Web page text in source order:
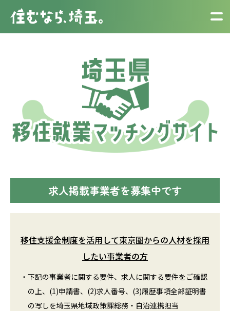
求人掲載事業者を募集中です
移住支援金制度を活用して東京圏からの人材を採用
したい事業者の方
・ 下記の事業者に関する要件、求人に関する要件をご確認
の上、(1)申請書、(2)求人番号、(3)履歴事項全部証明書
の写しを埼玉県地域政策課総務・自治連携担当